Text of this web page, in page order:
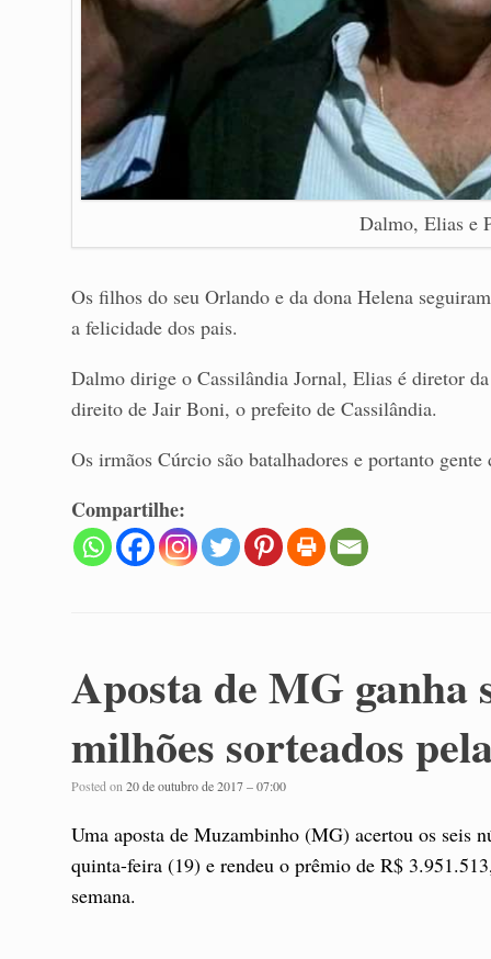
Dalmo, Elias e
Os filhos do seu Orlando e da dona Helena
a felicidade dos pais.
Dalmo dirige o Cassilândia Jornal, Elias é diretor
direito de Jair Boni, o prefeito de Cassilândia.
Os irmãos Cúrcio são batalhadores e portanto gente
Compartilhe:
Aposta de MG ganha
milhões sorteados
Posted on 20 de outubro de 2017 – 07:00
Uma aposta de Muzambinho (MG) acertou os seis
quinta-feira (19) e rendeu o prêmio de R$
semana.